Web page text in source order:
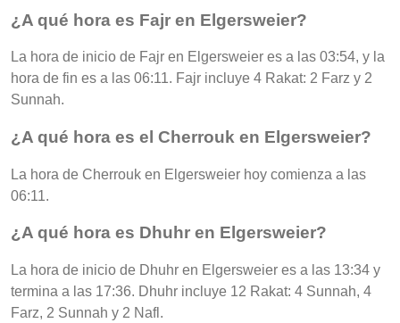
¿A qué hora es Fajr en Elgersweier?
La hora de inicio de Fajr en Elgersweier es a las 03:54, y la
hora de fin es a las 06:11. Fajr incluye 4 Rakat: 2 Farz y 2
Sunnah.
¿A qué hora es el Cherrouk en Elgersweier?
La hora de Cherrouk en Elgersweier hoy comienza a las
06:11.
¿A qué hora es Dhuhr en Elgersweier?
La hora de inicio de Dhuhr en Elgersweier es a las 13:34 y
termina a las 17:36. Dhuhr incluye 12 Rakat: 4 Sunnah, 4
Farz, 2 Sunnah y 2 Nafl.